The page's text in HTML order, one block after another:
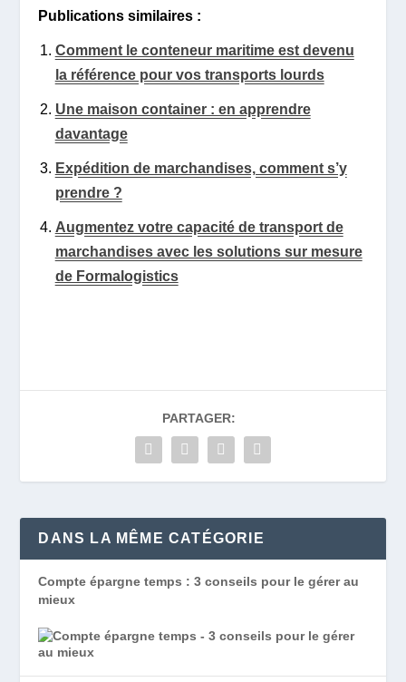
Publications similaires :
Comment le conteneur maritime est devenu
la référence pour vos transports lourds
Une maison container : en apprendre
davantage
Expédition de marchandises, comment s’y
prendre ?
Augmentez votre capacité de transport de
marchandises avec les solutions sur mesure
de Formalogistics
PARTAGER:
DANS LA MÊME CATÉGORIE
Compte épargne temps : 3 conseils pour le gérer au
mieux